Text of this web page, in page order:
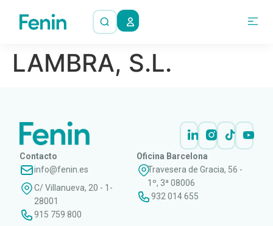
LAMBRA, S.L.
Contacto
info@fenin.es
C/ Villanueva, 20 - 1-
28001
915 759 800
Oficina Barcelona
Travesera de Gracia, 56 -
1º, 3ª 08006
932 014 655